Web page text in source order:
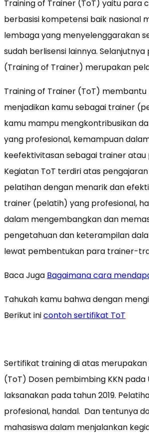
Training of Trainer (ToT) yaitu para
berbasisi kompetensi baik nasional
lembaga yang menyelenggarakan
sudah berlisensi lainnya.
(Training of Trainer) merupakan
Training of Trainer (ToT)
menjadikan kamu sebagai trainer
kamu mampu mengkontribusikan
yang profesional, kemampuan
keefektivitasan sebagai trainer atau
Kegiatan ToT terdiri atas
pelatihan dengan menarik dan
trainer (pelatih) yang profesional,
dalam mengembangkan dan
pengetahuan dan keterampilan
lewat pembentukan para trainer-
Baca Juga Bagaimana cara
Tahukah kamu bahwa dengan
Berikut inicontoh sertifikat ToT
Sertifikat training di atas
(ToT) Dosen pembimbing KKN
laksanakan pada tahun 2019.
profesional, handal. Dan tentunya
mahasiswa dalam menjalankan